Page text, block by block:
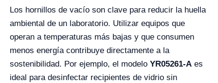
Los hornillos de vacío son clave para reducir la huella
ambiental de un laboratorio. Utilizar equipos que
operan a temperaturas más bajas y que consumen
menos energía contribuye directamente a la
sostenibilidad. Por ejemplo, el modelo YR05261-A es
ideal para desinfectar recipientes de vidrio sin